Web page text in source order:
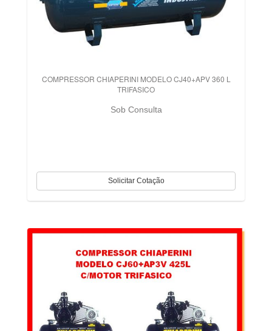
COMPRESSOR CHIAPERINI MODELO CJ40+APV 360 L
TRIFASICO
Sob Consulta